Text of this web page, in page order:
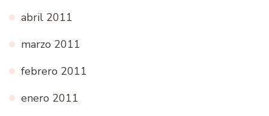
abril 2011
marzo 2011
febrero 2011
enero 2011